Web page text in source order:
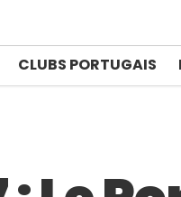
CLUBS PORTUGAIS